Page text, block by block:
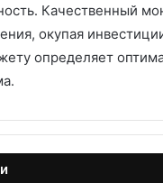
Качественный
окупая
определяет